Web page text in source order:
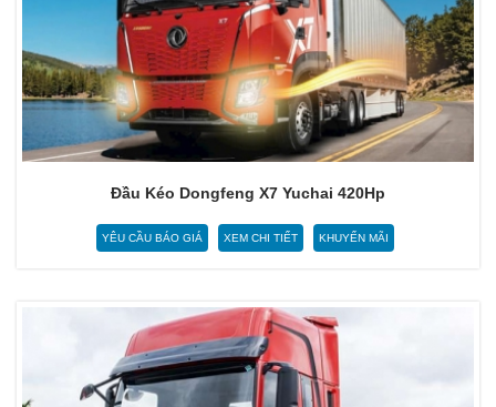
Đầu Kéo Dongfeng X7 Yuchai 420Hp
YÊU CẦU BÁO GIÁ XEM CHI TIẾT KHUYẾN MÃI